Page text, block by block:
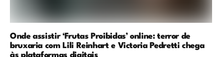
Onde assistir ‘Frutas Proibidas’ online: terror de
bruxaria com Lili Reinhart e Victoria Pedretti chega